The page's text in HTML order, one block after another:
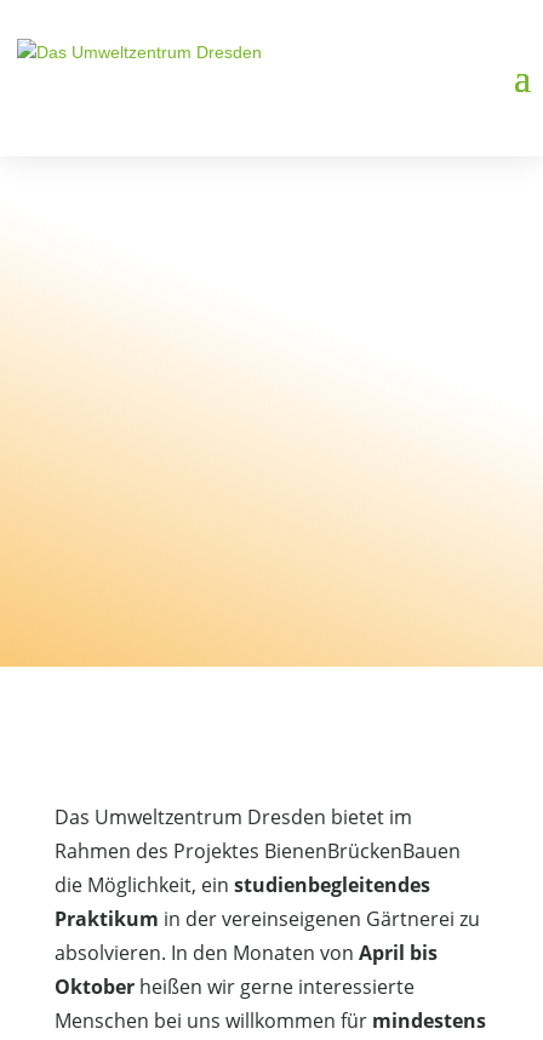
Das Umweltzentrum Dresden bietet im
Rahmen des Projektes BienenBrückenBauen
die Möglichkeit, ein studienbegleitendes
Praktikum in der vereinseigenen Gärtnerei zu
absolvieren. In den Monaten von April bis
Oktoberheißen wir gerne interessierte
Menschen bei uns willkommen für mindestens